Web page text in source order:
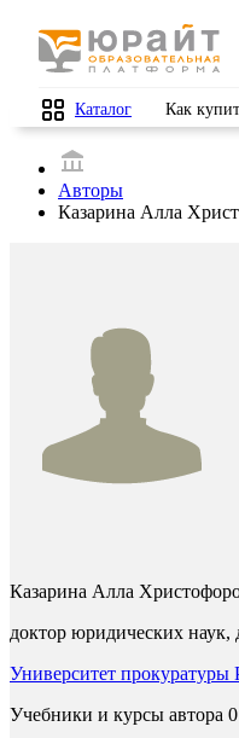
Каталог Как
Авторы
Казарина Алла
Казарина Алла
доктор юридических наук,
Университет
Учебники и курсы автора 0